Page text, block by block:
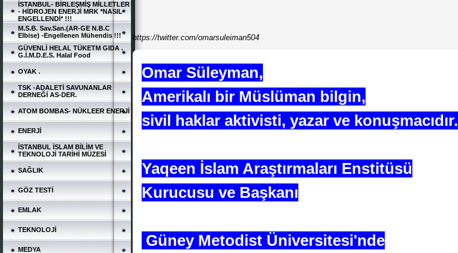
İSTANBUL- BİRLEŞMİŞ MİLLETLER
- HİDROJEN ENERJİ MRK *NASIL
ENGELLENDİ* !!!
M.S.B. Sav.San.(AR-GE N.B.C
Elbise) -Engellenen Mühendis !!!
GÜVENLİ HELAL TÜKETM GIDA .
G.İ.M.D.E.S. Halal Food
OYAK .
TSK -ADALETİ SAVUNANLAR
DERNEĞİ AS-DER.
ATOM BOMBAS- NÜKLEER ENERJİ
ENERJİ
İSTANBUL İSLAM BİLİM VE
TEKNOLOJİ TARİHİ MÜZESİ
SAĞLIK
GÖZ TESTİ
EMLAK
TEKNOLOJİ
MEDYA
https://twitter.com/omarsuleiman504
Omar Süleyman,
Amerikalı bir Müslüman bilgin,
sivil haklar aktivisti, yazar ve konuşmacıdır.
Yaqeen İslam Araştırmaları Enstitüsü
Kurucusu ve Başkanı
Güney Metodist Üniversitesi'nde